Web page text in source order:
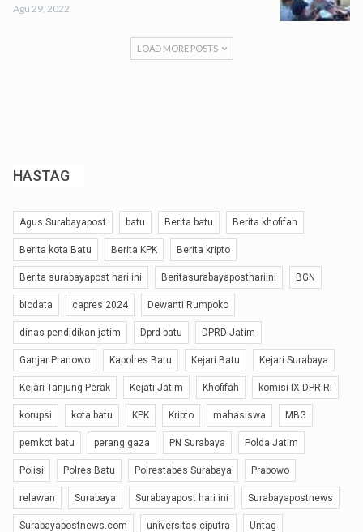
Agu 29, 2022
LOAD MORE POSTS
HASTAG
Agus Surabayapost batu Berita batu Berita khofifah
Berita kota Batu Berita KPK Berita kripto
Berita surabayapost hari ini Beritasurabayaposthariini BGN
biodata capres 2024 Dewanti Rumpoko
dinas pendidikan jatim Dprd batu DPRD Jatim
Ganjar Pranowo Kapolres Batu Kejari Batu Kejari Surabaya
Kejari Tanjung Perak Kejati Jatim Khofifah komisi IX DPR RI
korupsi kota batu KPK Kripto mahasiswa MBG
pemkot batu perang gaza PN Surabaya Polda Jatim
Polisi Polres Batu Polrestabes Surabaya Prabowo
relawan Surabaya Surabayapost hari ini Surabayapostnews
Surabayapostnews.com universitas ciputra Untag